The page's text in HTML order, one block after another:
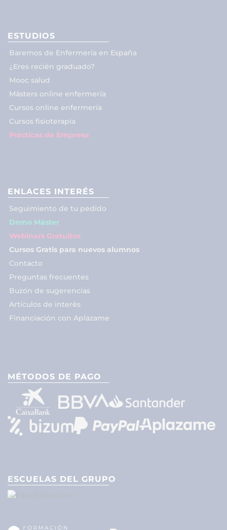
ESTUDIOS
Baremos de Enfermería en España
¿Eres recién graduado?
Mooc salud
Másters online enfermería
Cursos online enfermería
Cursos fisioterapia
Prácticas de Empresa
ENLACES INTERÉS
Seguimiento de tu pedido
Demo Máster
Webinars Gratuitos
Cursos Gratis para nuevos alumnos
Contacto
Preguntas frecuentes
Buzón de sugerencias
Artículos de interés
Financiación con Aplazame
MÉTODOS DE PAGO
ESCUELAS DEL GRUPO